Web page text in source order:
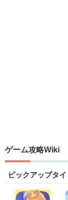
ゲーム攻略Wiki
ピックアップタ